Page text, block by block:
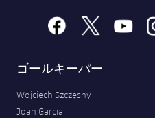
facebook
x youtube
ゴールキーパー
Wojciech Szczęsny
Joan Garcia